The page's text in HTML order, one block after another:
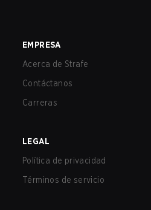
EMPRESA
Acerca de Strafe
Contáctanos
Carreras
LEGAL
Política de privacidad
Términos de servicio